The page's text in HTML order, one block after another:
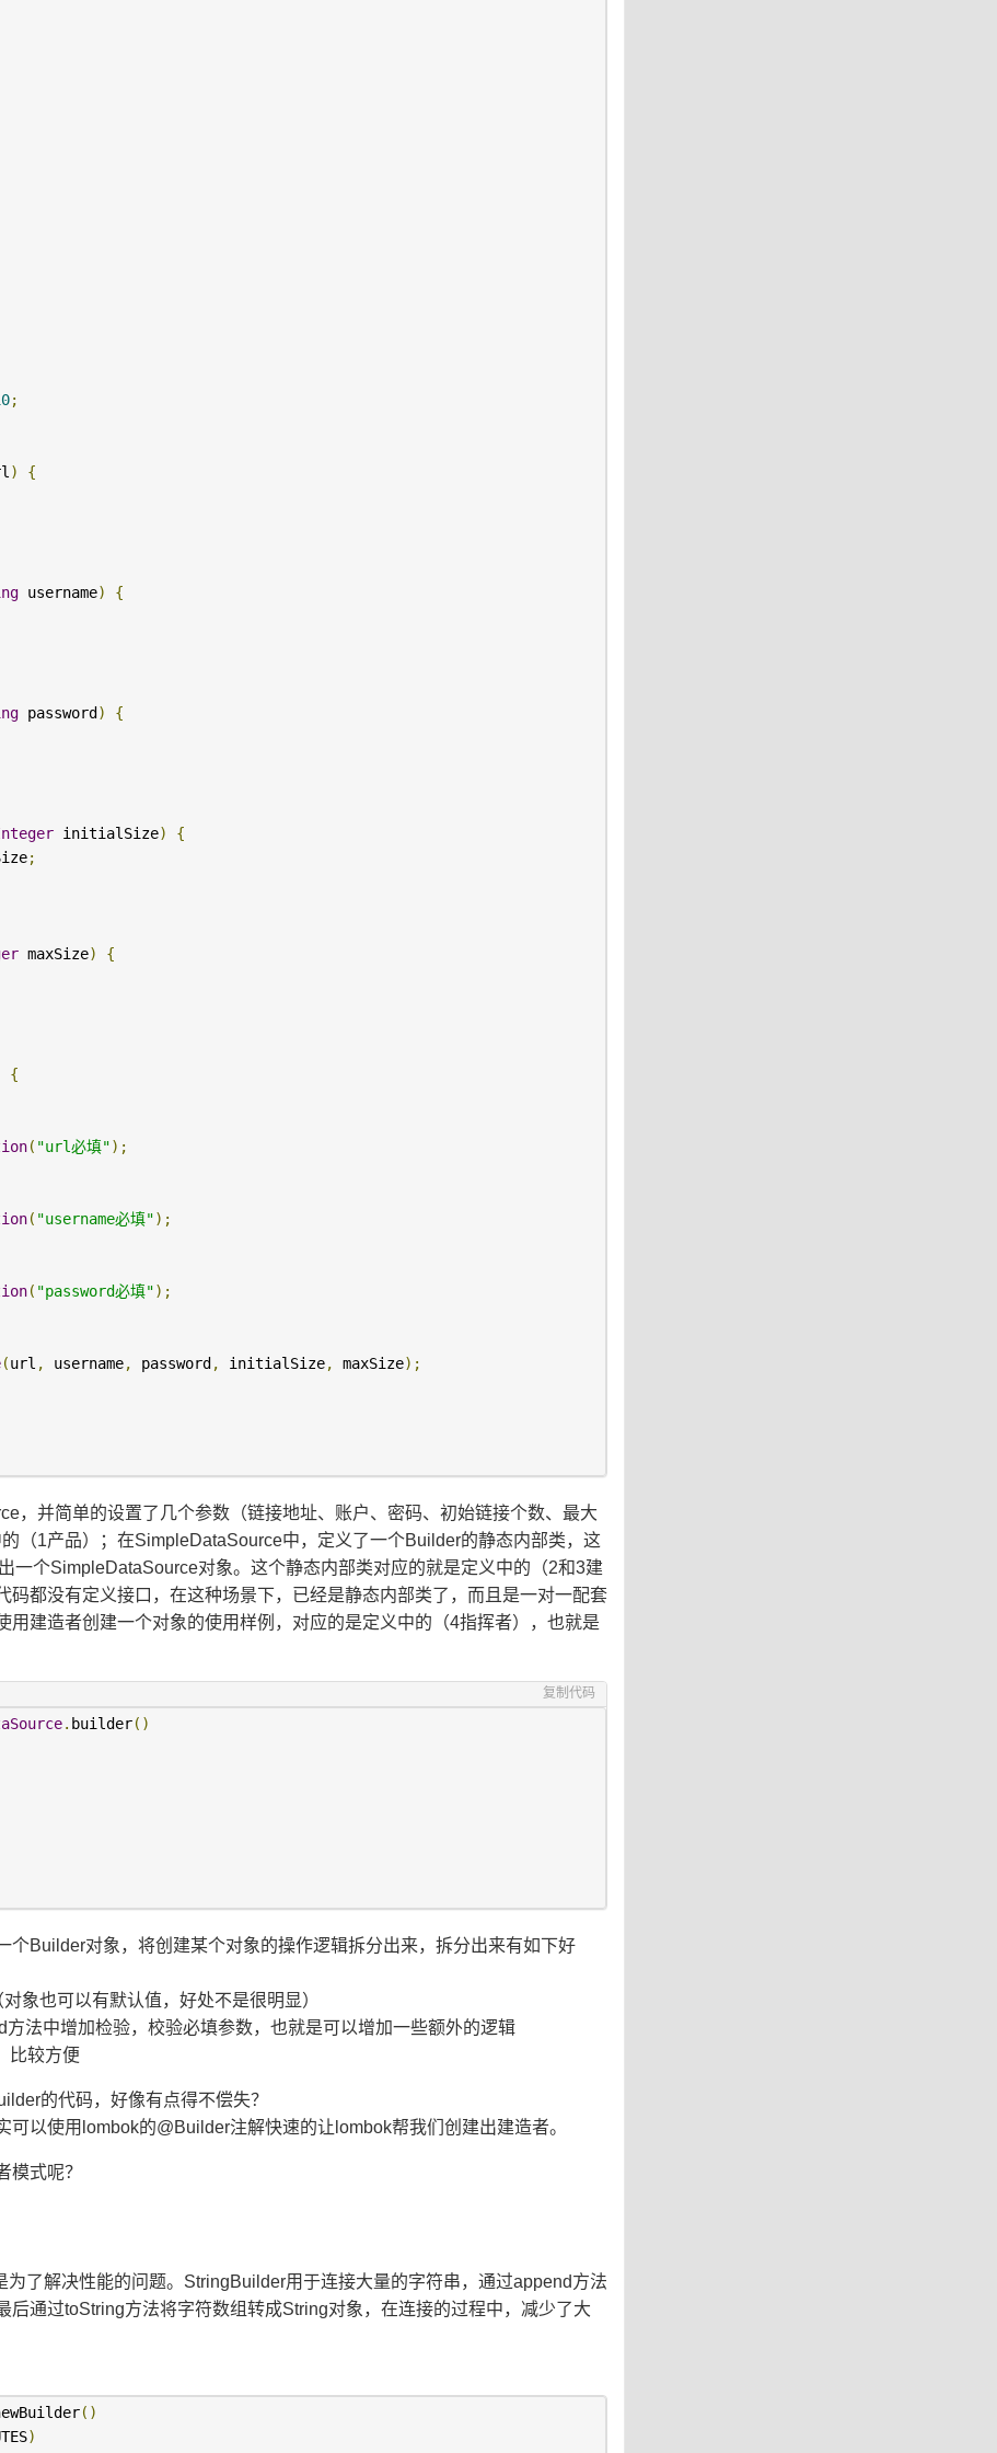
;
)
{
username)
{
password )
{
initialSize)
{
;
maxSize)
{
{
( "url必填");
( "username必填");
( "password必填");
(url , username, password , initialSize, maxSize);
，并简单的设置了几个参数（链接地址、账户、密码、初始链接个数、最大
（1产品）；在SimpleDataSource中，定义了一个Builder的静态内部类，这
一个SimpleDataSource对象。这个静态内部类对应的就是定义中的（2和3建
都没有定义接口，在这种场景下，已经是静态内部类了，而且是一对一配套
建造者创建一个对象的使用样例，对应的是定义中的（4指挥者），也就是
复制代码
. builder()
Builder对象，将创建某个对象的操作逻辑拆分出来，拆分出来有如下好
象也可以有默认值，好处不是很明显）
法中增加检验，校验必填参数，也就是可以增加一些额外的逻辑
比较方便
的代码，好像有点得不偿失？
以使用lombok的@Builder注解快速的让lombok帮我们创建出建造者。
模式呢？
了解决性能的问题。StringBuilder用于连接大量的字符串，通过append方法
通过toString方法将字符数组转成String对象，在连接的过程中，减少了大
()
)